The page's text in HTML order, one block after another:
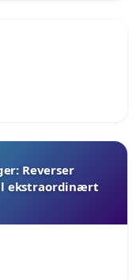
Reverser
ekstraordinært